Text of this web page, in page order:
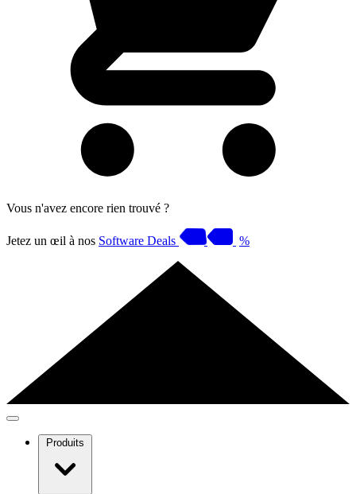
Vous n'avez encore rien trouvé ?
Jetez un œil à nos Software Deals %
Produits